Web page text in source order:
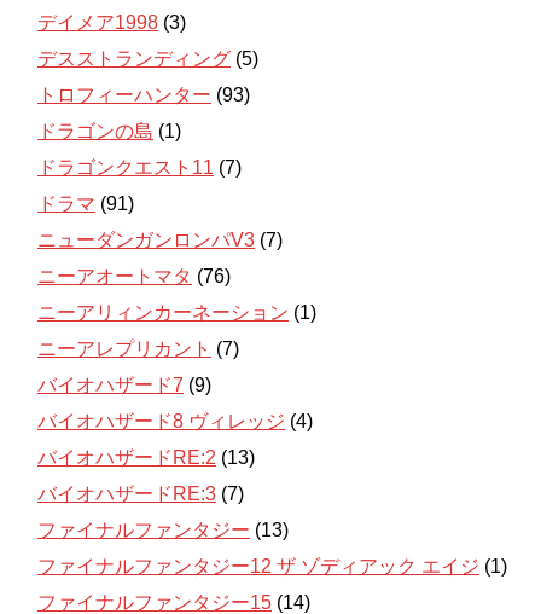
デイメア1998 (3)
デスストランディング (5)
トロフィーハンター (93)
ドラゴンの島 (1)
ドラゴンクエスト11 (7)
ドラマ (91)
ニューダンガンロンパV3 (7)
ニーアオートマタ (76)
ニーアリィンカーネーション (1)
ニーアレプリカント (7)
バイオハザード7 (9)
バイオハザード8 ヴィレッジ (4)
バイオハザードRE:2 (13)
バイオハザードRE:3 (7)
ファイナルファンタジー (13)
ファイナルファンタジー12 ザ ゾディアック エイジ (1)
ファイナルファンタジー15 (14)